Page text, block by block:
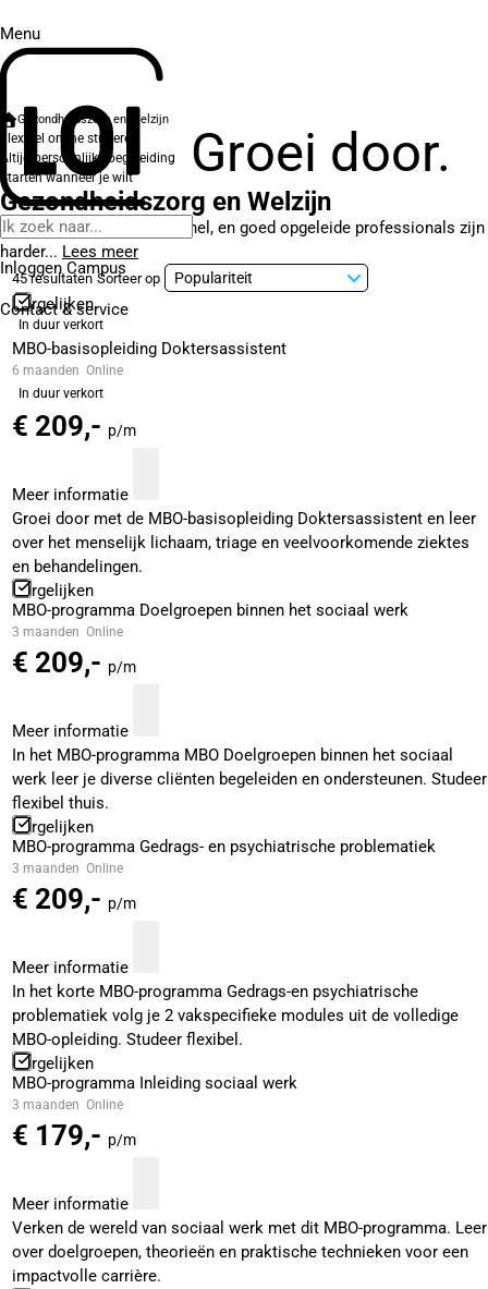
Menu
Groei door.
Inloggen Campus
Contact& service
Gezondheidszorg en Welzijn
Flexibel online studeren
Altijd persoonlijke begeleiding
Starten wanneer je wilt
Gezondheidszorg en Welzijn
De zorg verandert razendsnel, en goed opgeleide professionals zijn
harder... Lees meer
45 resultaten Sorteer op
Vergelijken
In duur verkort
MBO-basisopleiding Doktersassistent
6 maanden Online
In duur verkort
€ 209,- p/m
Meer informatie
Groei door met de MBO-basisopleiding Doktersassistent en leer
over het menselijk lichaam, triage en veelvoorkomende ziektes
en behandelingen.
Vergelijken
MBO-programma Doelgroepen binnen het sociaal werk
3 maanden Online
€ 209,- p/m
Meer informatie
In het MBO-programma MBO Doelgroepen binnen het sociaal
werk leer je diverse cliënten begeleiden en ondersteunen. Studeer
flexibel thuis.
Vergelijken
MBO-programma Gedrags- en psychiatrische problematiek
3 maanden Online
€ 209,- p/m
Meer informatie
In het korte MBO-programma Gedrags-en psychiatrische
problematiek volg je 2 vakspecifieke modules uit de volledige
MBO-opleiding. Studeer flexibel.
Vergelijken
MBO-programma Inleiding sociaal werk
3 maanden Online
€ 179,- p/m
Meer informatie
Verken de wereld van sociaal werk met dit MBO-programma. Leer
over doelgroepen, theorieën en praktische technieken voor een
impactvolle carrière.